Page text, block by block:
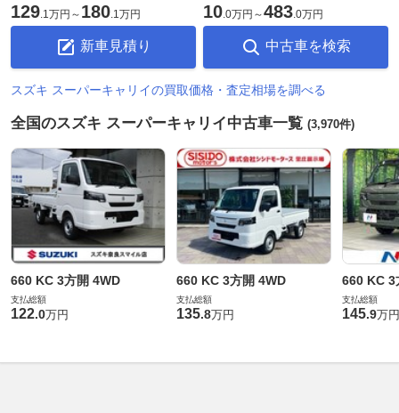
129.1万円 ～ 180.1万円
新車見積り
10.0万円 ～483.0万円
中古車を検索
スズキ スーパーキャリイの買取価格・査定相場を調べる
全国のスズキ スーパーキャリイ中古車一覧 (3,970件)
660 KC 3方開 4WD
支払総額
122.0万円
660 KC 3方開 4WD
支払総額
135.8万円
660 KC 3
支払総額
145.9万円